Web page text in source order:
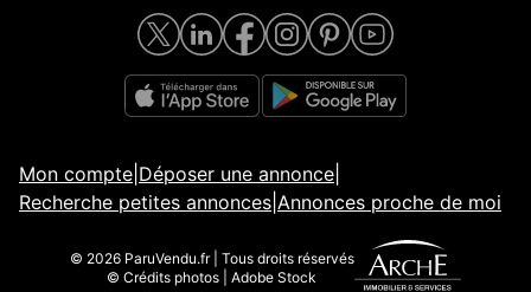
Mon compte Déposer une annonce
Recherche petites annonces Annonces proche de moi
© 2026 ParuVendu.fr | Tous droits réservés
© Crédits photos | Adobe Stock